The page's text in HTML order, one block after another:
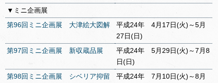
▼ミニ企画展
第96回ミニ企画展 大津絵大図解
平成24年 4月17日(火)～5月
27日(日)
第97回ミニ企画展 新収蔵品展
平成24年 5月29日(火)～7月8
日(日)
第98回ミニ企画展 シベリア抑留
平成24年 7月10日(火)～8月